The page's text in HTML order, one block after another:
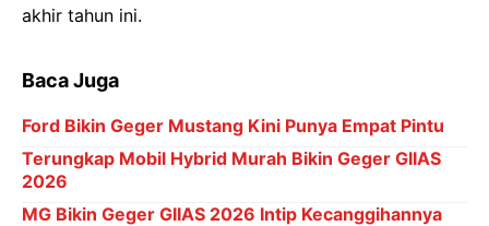
akhir tahun ini.
Baca Juga
Ford Bikin Geger Mustang Kini Punya Empat Pintu
Terungkap Mobil Hybrid Murah Bikin Geger GIIAS
2026
MG Bikin Geger GIIAS 2026 Intip Kecanggihannya